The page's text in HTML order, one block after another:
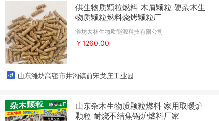
供生物质颗粒燃料 木屑颗粒 硬杂木生
物质颗粒燃料烧烤颗粒厂
潍坊大林生物质能源科技有限公司
￥1260.00
山东潍坊高密市井沟镇前宋戈庄工业园
山东杂木生物质颗粒燃料 家用取暖炉
颗粒 耐烧不结焦锅炉燃料厂家